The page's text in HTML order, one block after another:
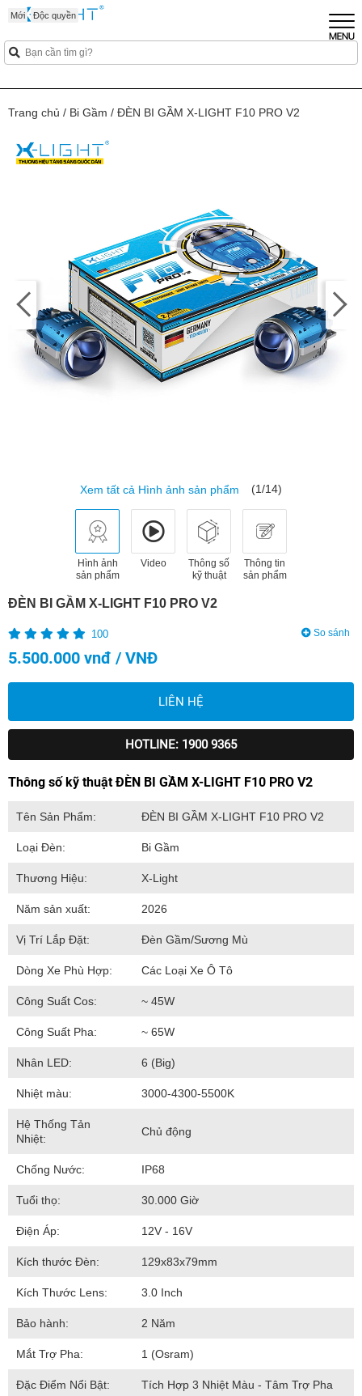
Trang chủ / Bi Gầm / ĐÈN BI GẦM X-LIGHT F10 PRO V2
Xem tất cả Hình ảnh sản phẩm (1/14)
Hình ảnh
sản phẩm
Video
Thông số
kỹ thuật
Thông tin
sản phẩm
ĐÈN BI GẦM X-LIGHT F10 PRO V2
100 So sánh
5.500.000 vnđ / VNĐ
LIÊN HỆ
HOTLINE: 1900 9365
Thông số kỹ thuật ĐÈN BI GẦM X-LIGHT F10 PRO V2
Tên Sản Phẩm: ĐÈN BI GẦM X-LIGHT F10 PRO V2
Loại Đèn: Bi Gầm
Thương Hiệu: X-Light
Năm sản xuất: 2026
Vị Trí Lắp Đặt: Đèn Gầm/Sương Mù
Dòng Xe Phù Hợp: Các Loại Xe Ô Tô
Công Suất Cos: ~ 45W
Công Suất Pha: ~ 65W
Nhân LED: 6 (Big)
Nhiệt màu: 3000-4300-5500K
Hệ Thống Tản
Nhiệt:
Chủ động
Chống Nước: IP68
Tuổi thọ: 30.000 Giờ
Điện Áp: 12V - 16V
Kích thước Đèn: 129x83x79mm
Kích Thước Lens: 3.0 Inch
Bảo hành: 2 Năm
Mắt Trợ Pha: 1 (Osram)
Đặc Điểm Nổi Bật: Tích Hợp 3 Nhiệt Màu - Tâm Trợ Pha
Mới
Mới
Mới
Mới Độc quyền
Mới